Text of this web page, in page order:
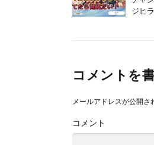
ジヒ
コメントを
メールアドレスが公開さ
コメント